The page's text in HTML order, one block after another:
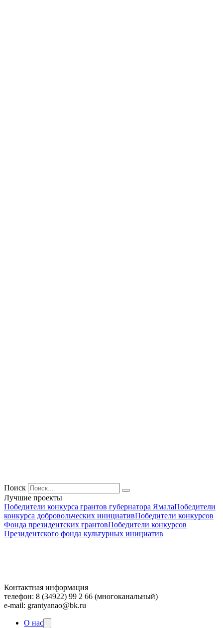
Поиск
Лучшие проекты
Победители конкурса грантов губернатора ЯмалаПобедители
конкурса добровольческих инициативПобедители конкурсов
Фонда президентских грантовПобедители конкурсов
Президентского фонда культурных инициатив
Контактная информация
телефон: 8 (34922) 99 2 66 (многоканальный)
e-mail: grantyanao@bk.ru
О нас